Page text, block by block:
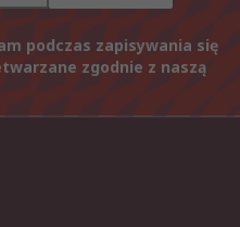
podczas zapisywania się
zgodnie z naszą